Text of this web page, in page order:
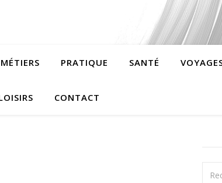
MÉTIERS PRATIQUE SANTÉ
CONTACT